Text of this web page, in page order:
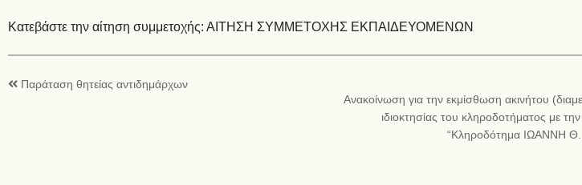
Κατεβάστε την αίτηση συμμετοχής:ΑΙΤΗΣΗ ΣΥΜΜΕΤΟΧΗΣ ΕΚΠΑΙΔΕΥΟΜΕΝΩΝ
Παράταση θητείας αντιδημάρχων
Ανακοίνωση για την εκμίσθωση ακινήτου
ιδιοκτησίας του κληροδοτήματος με
“Κληροδότημα ΙΩΑΝΝΗ Θ.